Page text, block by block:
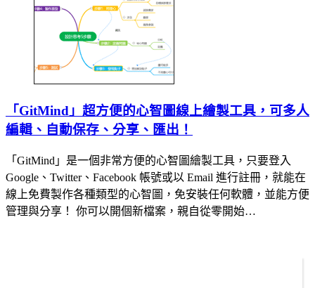
「GitMind」超方便的心智圖線上繪製工具，可多人
編輯、自動保存、分享、匯出！
「GitMind」是一個非常方便的心智圖繪製工具，只要登入
Google、Twitter、Facebook 帳號或以 Email 進行註冊，就能在
線上免費製作各種類型的心智圖，免安裝任何軟體，並能方便
管理與分享！ 你可以開個新檔案，親自從零開始…